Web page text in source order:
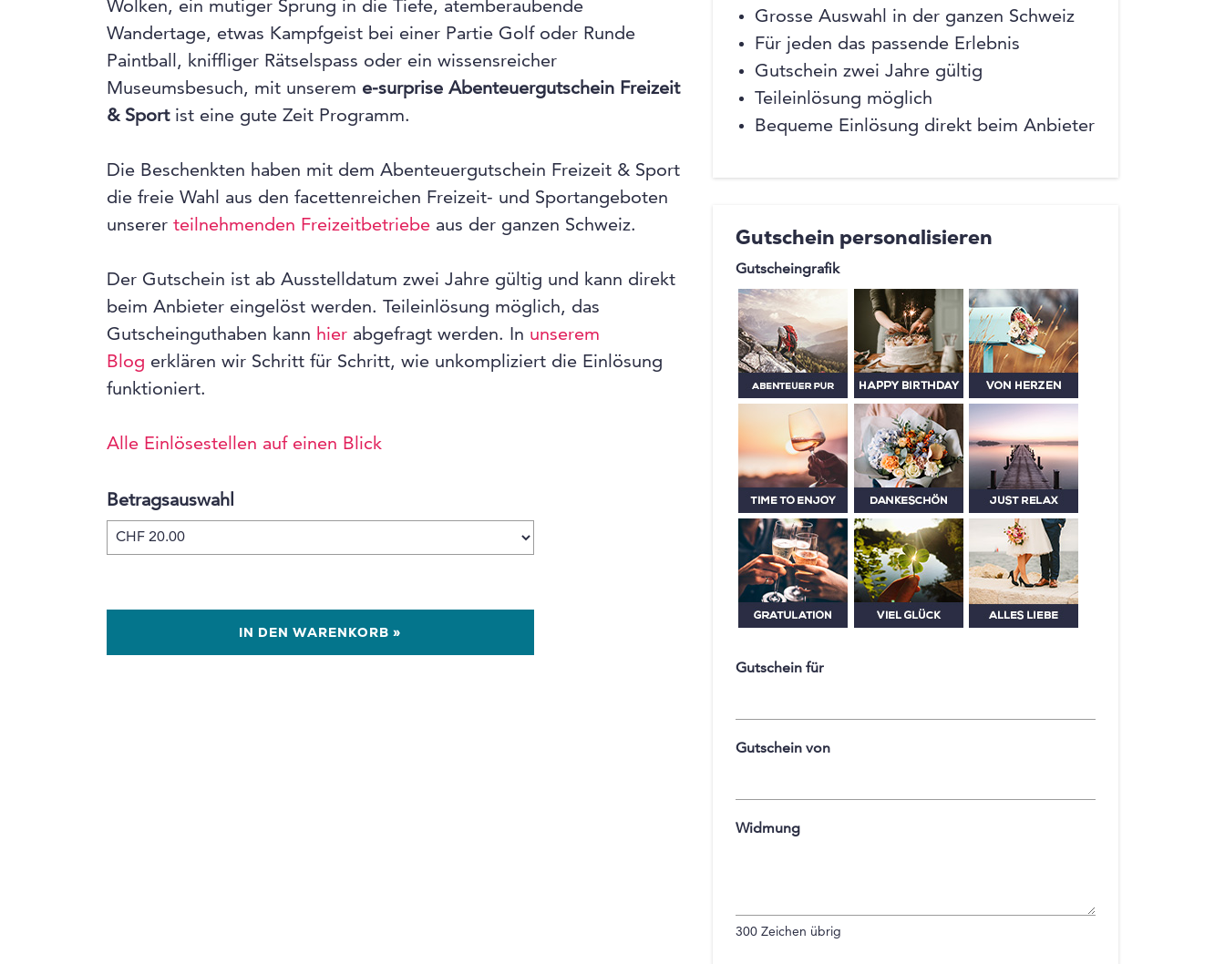
Grosse Auswahl in der ganzen Schweiz
Für jeden das passende Erlebnis
Gutschein zwei Jahre gültig
Teileinlösung möglich
Bequeme Einlösung direkt beim Anbieter
Gutschein personalisieren
Gutscheingrafik
Gutschein für
Gutschein von
Widmung
300 Zeichen übrig
Wolken, ein mutiger Sprung in die Tiefe, atemberaubende
Wandertage, etwas Kampfgeist bei einer Partie Golf oder Runde
Paintball, kniffliger Rätselspass oder ein wissensreicher
Museumsbesuch, mit unserem e-surprise Abenteuergutschein Freizeit
& Sportist eine gute Zeit Programm.
Die Beschenkten haben mit dem Abenteuergutschein Freizeit & Sport
die freie Wahl aus den facettenreichen Freizeit- und Sportangeboten
unserer teilnehmenden Freizeitbetriebe aus der ganzen Schweiz.
Der Gutschein ist ab Ausstelldatum zwei Jahre gültig und kann direkt
beim Anbieter eingelöst werden. Teileinlösung möglich, das
Gutscheinguthaben kann hier abgefragt werden. In unserem
Blog erklären wir Schritt für Schritt, wie unkompliziert die Einlösung
funktioniert.
Alle Einlösestellen auf einen Blick
Betragsauswahl
IN DEN WARENKORB »